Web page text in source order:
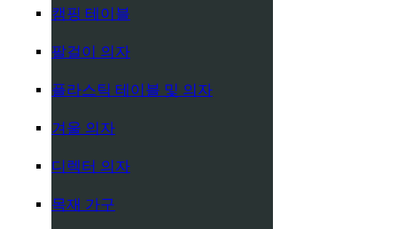
캠핑 테이블
팔걸이 의자
플라스틱 테이블 및 의자
겨울 의자
디렉터 의자
목재 가구